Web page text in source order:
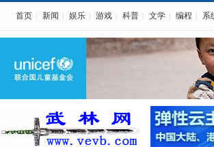
首页 新闻 娱乐 游戏 科普 文学 编程 系